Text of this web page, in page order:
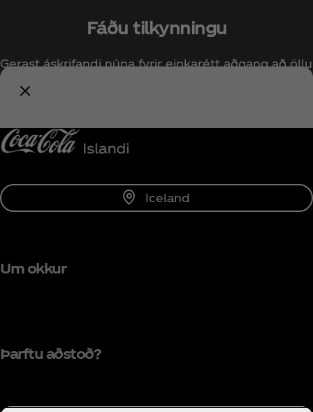
Fáðu tilkynningu
Gerast áskrifandi núna fyrir einkarétt aðgang að öllu
sem tengist Coca‑Cola!
Iceland
Um okkur
Þarftu aðstoð?